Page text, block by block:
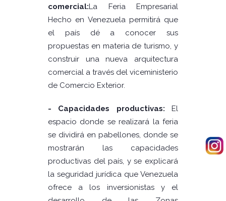
comercial:La Feria Empresarial
Hecho en Venezuela permitirá que
el país dé a conocer sus
propuestas en materia de turismo, y
construir una nueva arquitectura
comercial a través del viceministerio
de Comercio Exterior.
- Capacidades productivas: El
espacio donde se realizará la feria
se dividirá en pabellones, donde se
mostrarán las capacidades
productivas del país, y se explicará
la seguridad jurídica que Venezuela
ofrece a los inversionistas y el